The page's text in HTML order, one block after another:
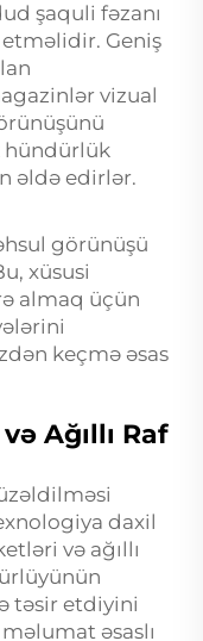
şaquli fəzanı
Geniş
vizual
hündürlük
əldə edirlər.
görünüşü
xüsusi
almaq üçün
keçmə əsas
Ağıllı Raf
daxil
və ağıllı
təsir etdiyini
əsaslı